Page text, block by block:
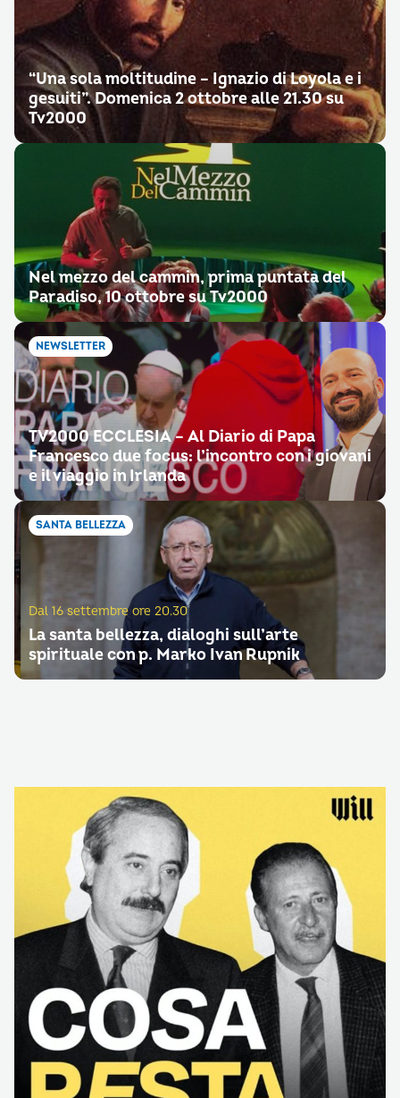
“Una sola moltitudine – Ignazio di Loyola e i
gesuiti”. Domenica 2 ottobre alle 21.30 su
Tv2000
Nel mezzo del cammin, prima puntata del
Paradiso, 10 ottobre su Tv2000
NEWSLETTER
TV2000 ECCLESIA – Al Diario di Papa
Francesco due focus: l’incontro con i giovani
e il viaggio in Irlanda
SANTA BELLEZZA
Dal 16 settembre ore 20.30
La santa bellezza, dialoghi sull’arte
spirituale con p. Marko Ivan Rupnik